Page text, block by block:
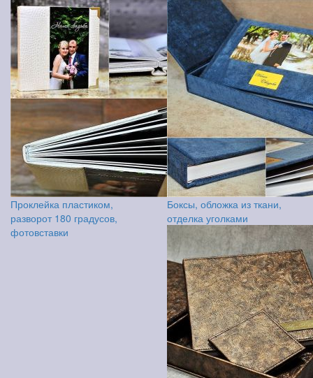
Проклейка пластиком,
разворот 180 градусов,
фотовставки
Боксы, обложка из ткани,
отделка уголками